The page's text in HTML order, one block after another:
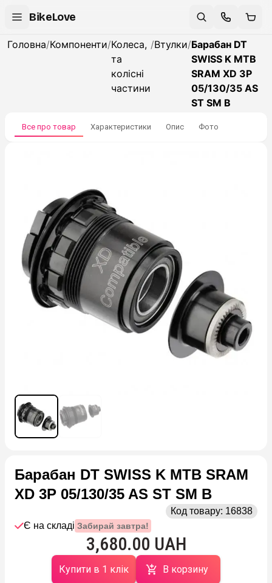
BikeLove
Головна/Компоненти/Колеса,
та
колісні
частини
/Втулки/Барабан DT
SWISS K MTB
SRAM XD 3P
05/130/35 AS
ST SM B
Все про товар Характеристики Опис Фото
Барабан DT SWISS K MTB SRAM
XD 3P 05/130/35 AS ST SM B
Код товару: 16838
Є на складі Забирай завтра!
3,680.00 UAH
Купити в 1 клік В корзину